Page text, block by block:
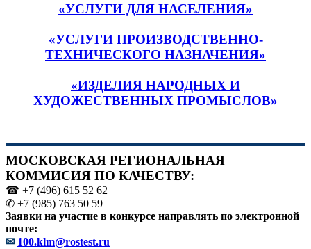
«УСЛУГИ ДЛЯ НАСЕЛЕНИЯ»
«УСЛУГИ ПРОИЗВОДСТВЕННО-
ТЕХНИЧЕСКОГО НАЗНАЧЕНИЯ»
«ИЗДЕЛИЯ НАРОДНЫХ И
ХУДОЖЕСТВЕННЫХ ПРОМЫСЛОВ»
МОСКОВСКАЯ РЕГИОНАЛЬНАЯ
КОММИСИЯ ПО КАЧЕСТВУ:
☎ +7 (496) 615 52 62
✆ +7 (985) 763 50 59
Заявки на участие в конкурсе направлять по электронной
почте:
✉ 100.klm@rostest.ru